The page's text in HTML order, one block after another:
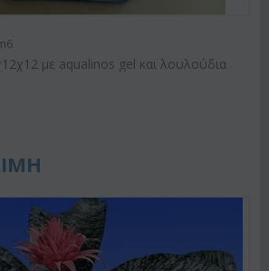
με aqualinos gel και λουλούδια